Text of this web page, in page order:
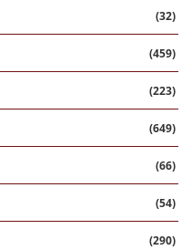
(32)
(459)
(223)
(649)
(66)
(54)
(290)